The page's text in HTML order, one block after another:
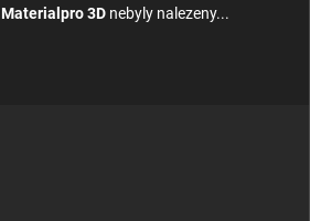
Materialpro 3D nebyly nalezeny...